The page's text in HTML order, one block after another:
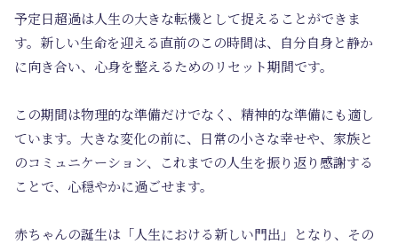
予定日超過は人生の大きな転機として捉えることができま
す。新しい生命を迎える直前のこの時間は、自分自身と静か
に向き合い、心身を整えるためのリセット期間です。
この期間は物理的な準備だけでなく、精神的な準備にも適し
ています。大きな変化の前に、日常の小さな幸せや、家族と
のコミュニケーション、これまでの人生を振り返り感謝する
ことで、心穏やかに過ごせます。
赤ちゃんの誕生は「人生における新しい門出」となり、その